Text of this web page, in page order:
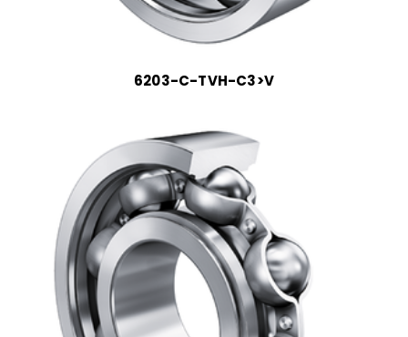
6203-C-TVH-C3>V